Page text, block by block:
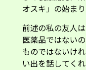
オスキ」の始まり
前述の私の友人
医薬品ではない
ものではないけ
い出を話してくれ